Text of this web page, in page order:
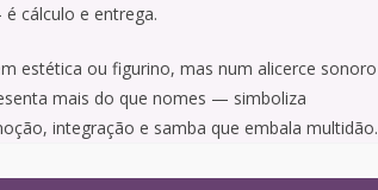
cálculo e entrega.
estética ou figurino, mas num alicerce sonoro
mais do que nomes — simboliza
integração e samba que embala multidão.